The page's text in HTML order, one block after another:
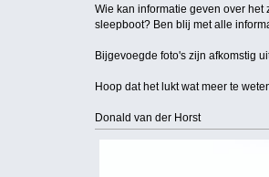
Wie kan informatie geven over
sleepboot? Ben blij met alle
Bijgevoegde foto's zijn afkomstig
Hoop dat het lukt wat meer te
Donald van der Horst